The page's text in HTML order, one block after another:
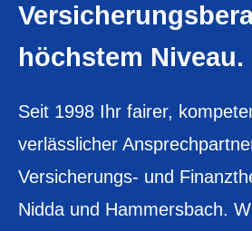
höchstem Niveau.
Seit 1998 Ihr fairer,
verlässlicher
Versicherungs- und
Nidda und Hammersbach.